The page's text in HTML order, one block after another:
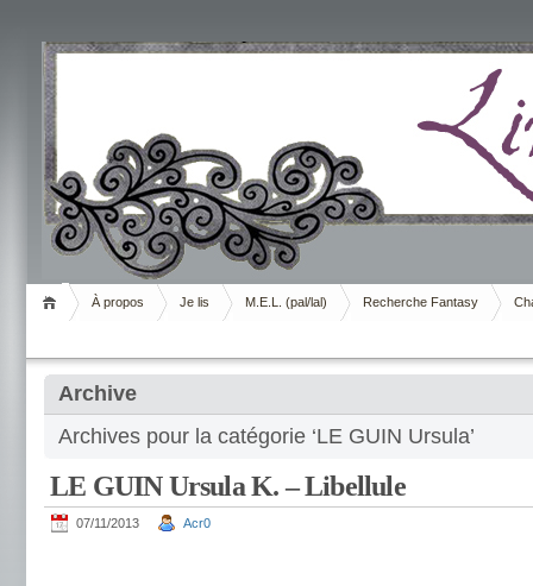
Livrement
À propos Je lis M.E.L. (pal/lal) Recherche Fantasy
Archive
Archives pour la catégorie ‘LE GUIN Ursula’
LE GUIN Ursula K. – Libellule
07/11/2013 Acr0